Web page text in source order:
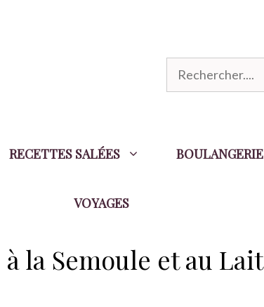
e
r
RECETTES SALÉES BOULANGERIE
VOYAGES
la Semoule et au Lait